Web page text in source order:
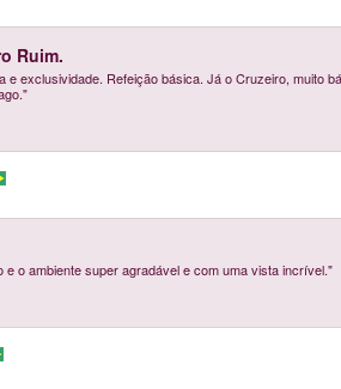
Ruim.
e exclusividade. Refeição básica. Já o Cruzeiro, muito
e o ambiente super agradável e com uma vista incrível."